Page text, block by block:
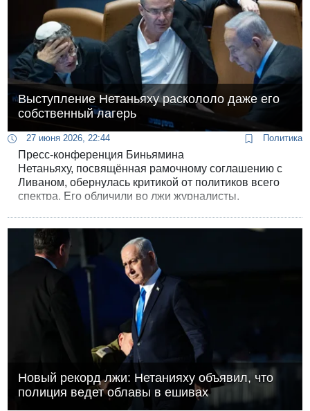
Выступление Нетаньяху раскололо даже его
собственный лагерь
27 июня 2026, 22:44 Политика
Пресс-конференция Биньямина
Нетаньяху, посвящённая рамочному соглашению с
Ливаном, обернулась критикой от политиков всего
спектра. Его обличили во лжи журналисты,
Новый рекорд лжи: Нетанияху объявил, что
полиция ведет облавы в ешивах